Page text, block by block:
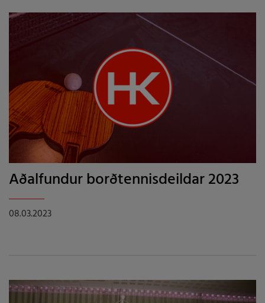
Aðalfundur borðtennisdeildar 2023
08.03.2023